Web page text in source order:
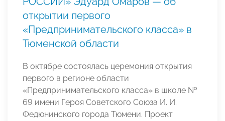
открытии первого
«Предпринимательского класса» в
Тюменской области
В октябре состоялась церемония открытия
первого в регионе области
«Предпринимательского класса» в школе №
69 имени Героя Советского Союза И. И.
Федюнинского города Тюмени. Проект